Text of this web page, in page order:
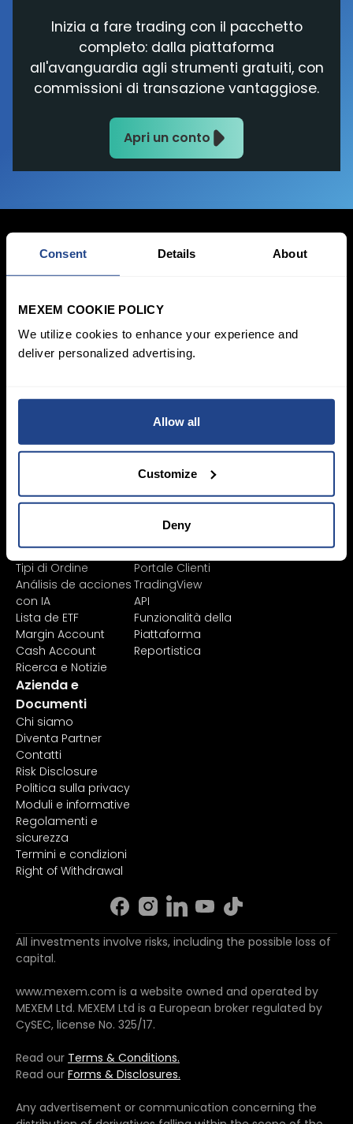
Consent Details About
MEXEM COOKIE POLICY
We utilize cookies to enhance your experience and
deliver personalized advertising.
Allow all
Customize
Deny
Inizia a fare trading con il pacchetto
completo: dalla piattaforma
all'avanguardia agli strumenti gratuiti, con
commissioni di transazione vantaggiose.
Apri un conto
Apri un conto
Pricing & Conti
Conto Aziendale
Dati di Mercato
Investing
SYEP
Sezione ETF / UCITS
Sostenibili
Asset Management
Strumenti Finanziari
Exchange/Borse
Tipi di Ordine
Análisis de acciones
con IA
Lista de ETF
Margin Account
Cash Account
Ricerca e Notizie
Piattaforme
Tutte le piattaforme
Mexem Desktop
App Mobile
Portale Clienti
TradingView
API
Funzionalità della
Piattaforma
Reportistica
Azienda e
Documenti
Chi siamo
Diventa Partner
Contatti
Risk Disclosure
Politica sulla privacy
Moduli e informative
Regolamenti e
sicurezza
Termini e condizioni
Right of Withdrawal
All investments involve risks, including the possible loss of
capital.
www.mexem.com is a website owned and operated by
MEXEM Ltd. MEXEM Ltd is a European broker regulated by
CySEC, license No. 325/17.
Read our Terms & Conditions.
Read our Forms & Disclosures.
Any advertisement or communication concerning the